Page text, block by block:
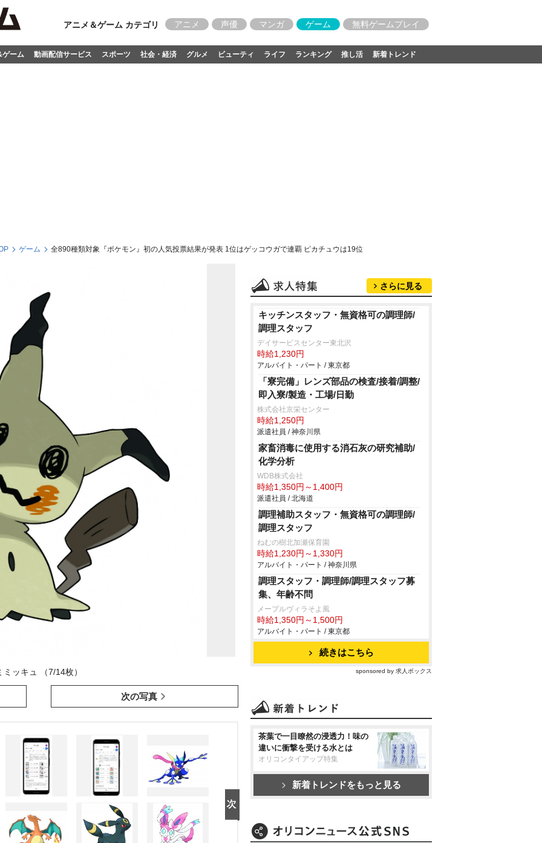
アニメ＆ゲーム カテゴリ アニメ 声優 マンガ ゲーム 無料ゲームプレイ
ゲーム 動画配信サービス スポーツ 社会・経済 グルメ ビューティ ライフ ランキング 推し活 新着トレンド
ゲーム 全890種類対象『ポケモン』初の人気投票結果が発表 1位はゲッコウガで連覇 ピカチュウは19位
ミッキュ （7/14枚）
次の写真
さらに見る
キッチンスタッフ・無資格可の調理師/
調理スタッフ
デイサービスセンター東北沢
時給1,230円
アルバイト・パート / 東京都
「寮完備」レンズ部品の検査/接着/調整/
即入寮/製造・工場/日勤
株式会社京栄センター
時給1,250円
派遣社員 / 神奈川県
家畜消毒に使用する消石灰の研究補助/
化学分析
WDB株式会社
時給1,350円～1,400円
派遣社員 / 北海道
調理補助スタッフ・無資格可の調理師/
調理スタッフ
ねむの樹北加瀬保育園
時給1,230円～1,330円
アルバイト・パート / 神奈川県
調理スタッフ・調理師/調理スタッフ募
集、年齢不問
メープルヴィラそよ風
時給1,350円～1,500円
アルバイト・パート / 東京都
続きはこちら
sponsored by 求人ボックス
茶葉で一目瞭然の浸透力！味の
違いに衝撃を受ける水とは
オリコンタイアップ特集
新着トレンドをもっと見る